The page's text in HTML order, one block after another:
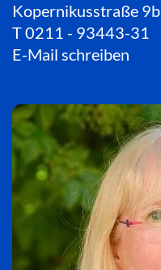
Kopernikusstraße 9b
T0211 - 93443-31
E-Mail schreiben